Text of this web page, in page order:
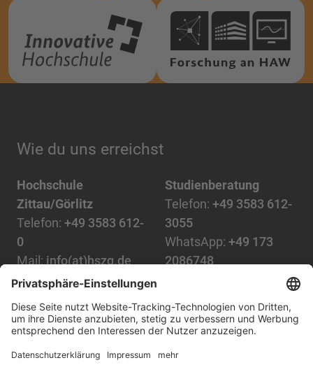
Wie du uns erreichst
Hochschule
Zittau/Görlitz
Telefon: +49 3583 612-
0
Mail: info(at)hszg.de
Studienberatung
Telefon: +49 3583 612-
3055
WhatsApp: +49 173
2086748
Alle StudiengängeDatenschutz